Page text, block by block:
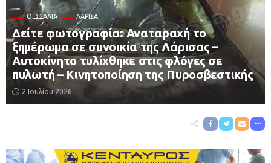
ΘΕΣΣΑΛΊΑ ΛΆΡΙΣΑ
Δείτε φωτογραφία: Αναταραχή το
ξημέρωμα σε συνοικία της Λάρισας –
Αυτοκίνητο τυλίχθηκε στις φλόγες σε
πυλωτή – Κινητοποίηση της Πυροσβεστικής
2 Ιουλίου 2026